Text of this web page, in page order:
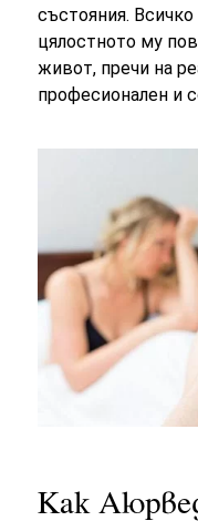
състояния.
цялостното му
живот, пречи на
професионален и
Как